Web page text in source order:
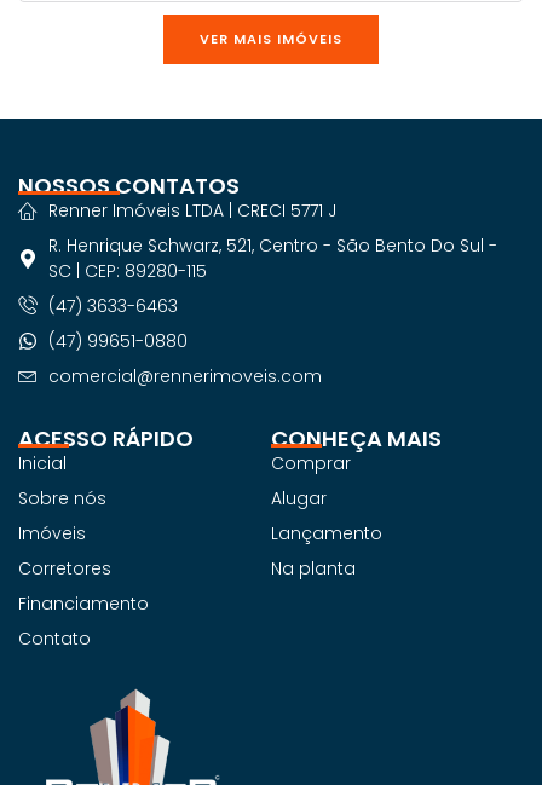
VER MAIS IMÓVEIS
ACESSO RÁPIDO
Inicial
Sobre nós
Imóveis
Corretores
Financiamento
Contato
CONHEÇA MAIS
Comprar
Alugar
Lançamento
Na planta
NOSSOS CONTATOS
Renner Imóveis LTDA | CRECI 5771 J
R. Henrique Schwarz, 521, Centro - São Bento Do Sul -
SC | CEP: 89280-115
(47) 3633-6463
(47) 99651-0880
comercial@rennerimoveis.com